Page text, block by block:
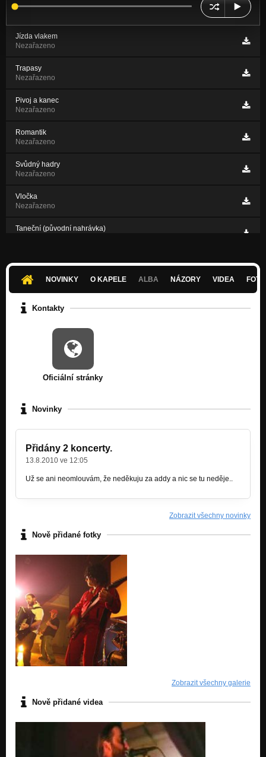
Jízda vlakem
Nezařazeno
Trapasy
Nezařazeno
Pivoj a kanec
Nezařazeno
Romantik
Nezařazeno
Svůdný hadry
Nezařazeno
Vločka
Nezařazeno
Taneční (původní nahrávka)
NOVINKY
O KAPELE ALBA NÁZORY VIDEA
Kontakty
Oficiální stránky
Novinky
Přidány 2 koncerty.
13.8.2010 ve 12:05
Už se ani neomlouvám, že neděkuju za addy a nic se tu neděje..
Zobrazit všechny novinky
Nově přidané fotky
Zobrazit všechny galerie
Nově přidané videa